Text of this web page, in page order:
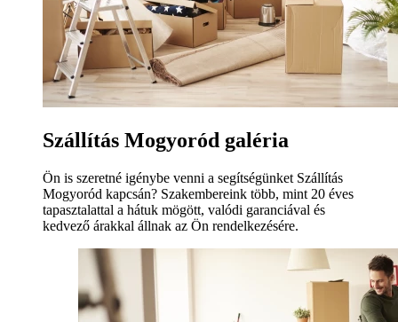
Szállítás Mogyoród galéria
Ön is szeretné igénybe venni a segítségünket Szállítás
Mogyoród kapcsán? Szakembereink több, mint 20 éves
tapasztalattal a hátuk mögött, valódi garanciával és
kedvező árakkal állnak az Ön rendelkezésére.